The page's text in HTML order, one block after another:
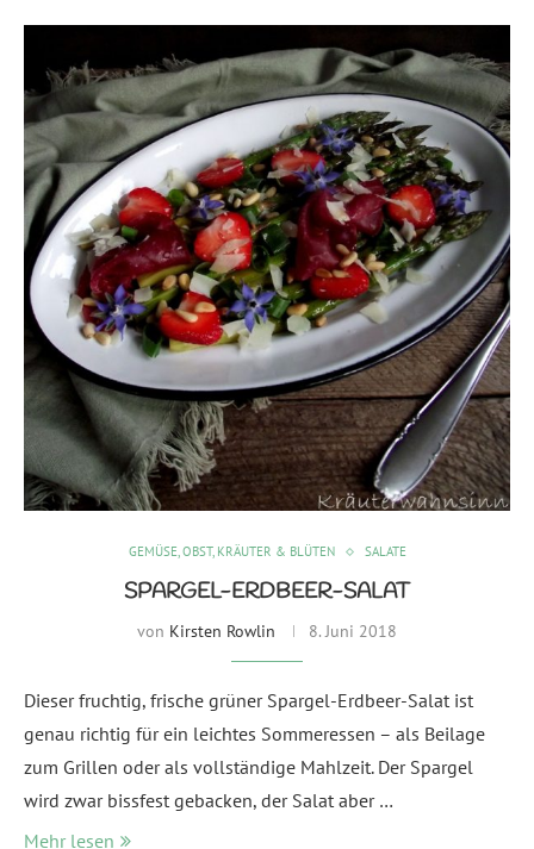
GEMÜSE, OBST, KRÄUTER & BLÜTEN SALATE
SPARGEL-ERDBEER-SALAT
von Kirsten Rowlin 8. Juni 2018
Dieser fruchtig, frische grüner Spargel-Erdbeer-Salat ist
genau richtig für ein leichtes Sommeressen – als Beilage
zum Grillen oder als vollständige Mahlzeit. Der Spargel
wird zwar bissfest gebacken, der Salat aber …
Mehr lesen